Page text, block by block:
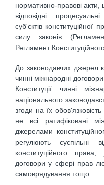
нормативно-правові
відповідні
суб'єктів конституційної
силу законів
Регламент
До законодавчих джерел
чинні міжнародні
Конституції чинні
національного
згоди на їх
не всі ратифіковані
джерелами
регулюють суспільні
конституційного
договори у сфері прав
самоврядування тощо.